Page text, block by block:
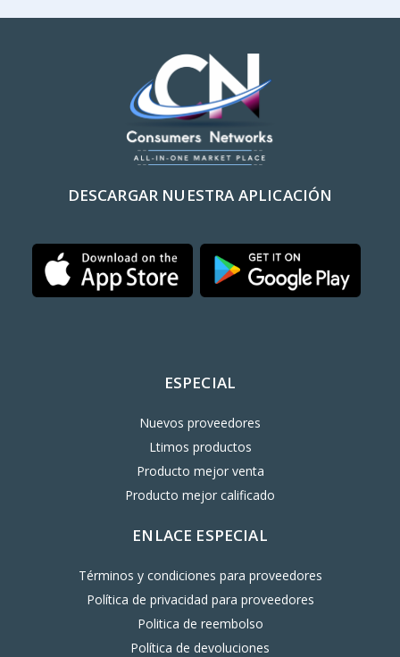
DESCARGAR NUESTRA APLICACIÓN
ESPECIAL
Nuevos proveedores
Ltimos productos
Producto mejor venta
Producto mejor calificado
ENLACE ESPECIAL
Términos y condiciones para proveedores
Política de privacidad para proveedores
Politica de reembolso
Política de devoluciones